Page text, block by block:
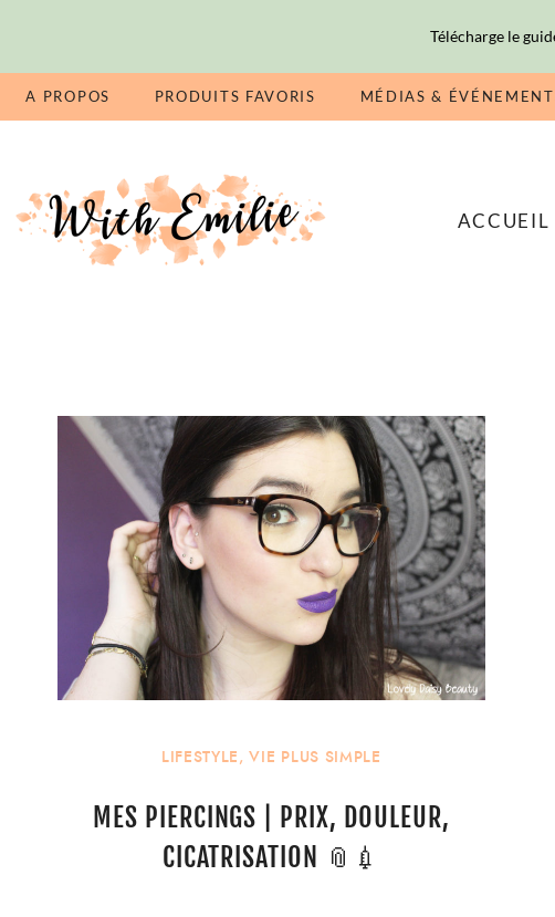
A PROPOS PRODUITS FAVORIS MÉDIAS &
ACCUEIL
LIFESTYLE,VIE PLUS SIMPLE
MES PIERCINGS | PRIX, DOULEUR,
CICATRISATION 📎💉
Télécharge le